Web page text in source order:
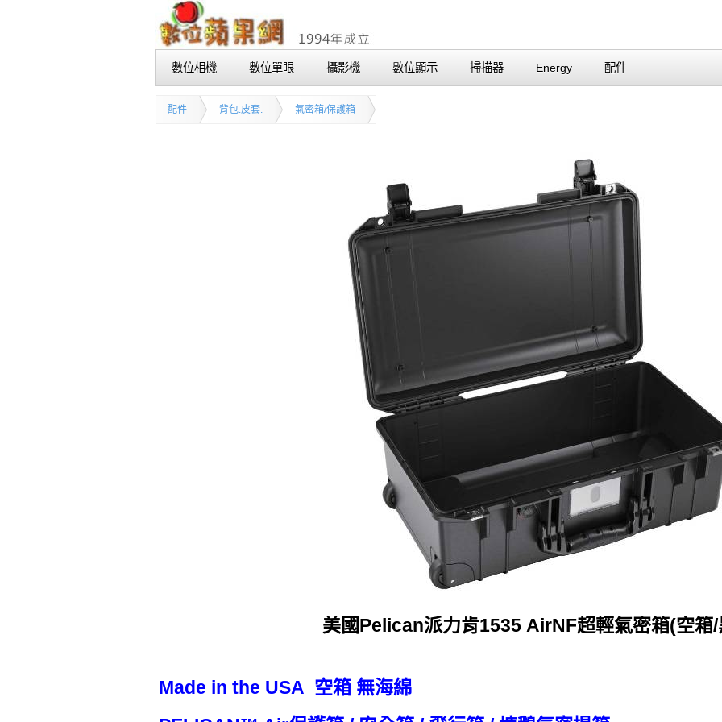
數位相機 數位單眼 攝影機 數位顯示 掃描器 Energy 配件
配件 背包.皮套. 氣密箱/保護箱
美國Pelican派力肯1535 AirNF超輕氣密箱(空箱/
Made in the USA 空箱 無海綿